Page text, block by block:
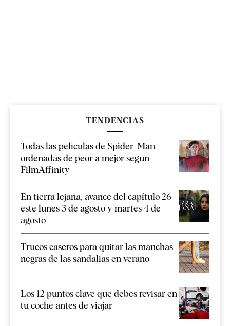
TENDENCIAS
Todas las películas de Spider-Man
ordenadas de peor a mejor según
FilmAffinity
En tierra lejana, avance del capítulo 26
este lunes 3 de agosto y martes 4 de
agosto
Trucos caseros para quitar las manchas
negras de las sandalias en verano
Los 12 puntos clave que debes revisar en
tu coche antes de viajar